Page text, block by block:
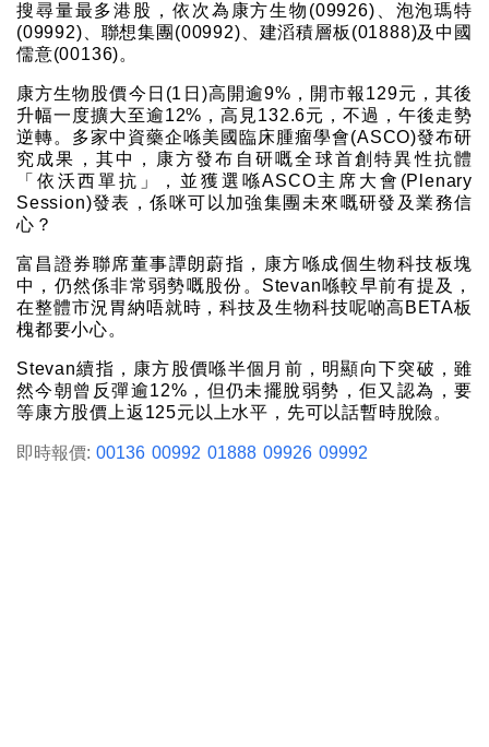
搜尋量最多港股，依次為康方生物(09926)、泡泡瑪特
(09992)、聯想集團(00992)、建滔積層板(01888)及中國
儒意(00136)。
康方生物股價今日(1日)高開逾9%，開市報129元，其後
升幅一度擴大至逾12%，高見132.6元，不過，午後走勢
逆轉。多家中資藥企喺美國臨床腫瘤學會(ASCO)發布研
究成果，其中，康方發布自研嘅全球首創特異性抗體
「依沃西單抗」，並獲選喺ASCO主席大會(Plenary
Session)發表，係咪可以加強集團未來嘅研發及業務信
心？
富昌證券聯席董事譚朗蔚指，康方喺成個生物科技板塊
中，仍然係非常弱勢嘅股份。Stevan喺較早前有提及，
在整體市況胃納唔就時，科技及生物科技呢啲高BETA板
槐都要小心。
Stevan續指，康方股價喺半個月前，明顯向下突破，雖
然今朝曾反彈逾12%，但仍未擺脫弱勢，佢又認為，要
等康方股價上返125元以上水平，先可以話暫時脫險。
即時報價: 00136 00992 01888 09926 09992